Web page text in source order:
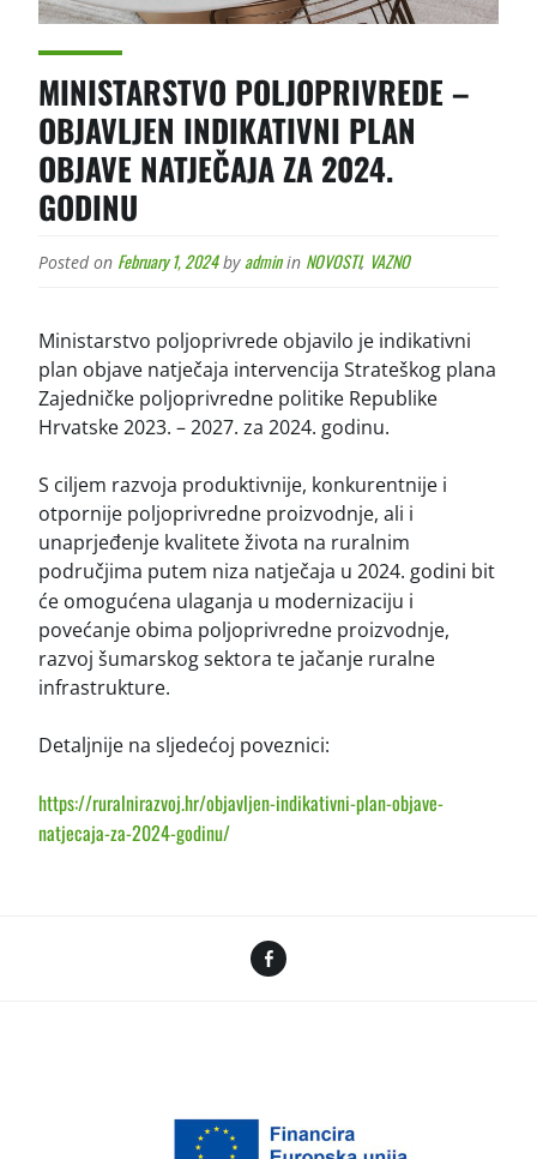
MINISTARSTVO POLJOPRIVREDE –
OBJAVLJEN INDIKATIVNI PLAN
OBJAVE NATJEČAJA ZA 2024.
GODINU
Posted on February 1, 2024 by admin in NOVOSTI, VAZNO
Ministarstvo poljoprivrede objavilo je indikativni
plan objave natječaja intervencija Strateškog plana
Zajedničke poljoprivredne politike Republike
Hrvatske 2023. – 2027. za 2024. godinu.
S ciljem razvoja produktivnije, konkurentnije i
otpornije poljoprivredne proizvodnje, ali i
unaprjeđenje kvalitete života na ruralnim
područjima putem niza natječaja u 2024. godini bit
će omogućena ulaganja u modernizaciju i
povećanje obima poljoprivredne proizvodnje,
razvoj šumarskog sektora te jačanje ruralne
infrastrukture.
Detaljnije na sljedećoj poveznici:
https://ruralnirazvoj.hr/objavljen-indikativni-plan-objave-
natjecaja-za-2024-godinu/